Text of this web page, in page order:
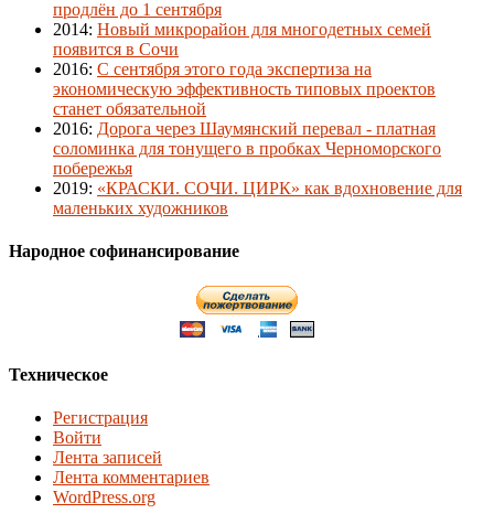
продлён до 1 сентября
2014: Новый микрорайон для многодетных семей
появится в Сочи
2016: С сентября этого года экспертиза на
экономическую эффективность типовых проектов
станет обязательной
2016: Дорога через Шаумянский перевал - платная
соломинка для тонущего в пробках Черноморского
побережья
2019: «КРАСКИ. СОЧИ. ЦИРК» как вдохновение для
маленьких художников
Народное софинансирование
Техническое
Регистрация
Войти
Лента записей
Лента комментариев
WordPress.org